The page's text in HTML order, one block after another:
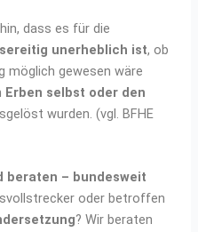
dass es für die
unerheblich ist, ob
möglich gewesen wäre
Erben selbst oder den
wurden. (vgl. BFHE
beraten – bundesweit
oder betroffen
? Wir beraten